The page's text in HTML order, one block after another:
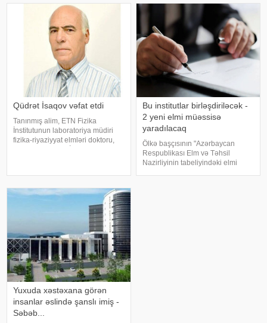
istinadən xəbər verir ki, bunu ADA
Universitetinin rektoru, səfi
Vəliyev dünyasını dəyişib. Qeyd
Qüdrət İsaqov vəfat etdi
Tanınmış alim, ETN Fizika
İnstitutunun laboratoriya müdiri
fizika-riyaziyyat elmləri doktoru,
Bu institutlar birləşdiriləcək -
2 yeni elmi müəssisə
yaradılacaq
Ölkə başçısının "Azərbaycan
Respublikası Elm və Təhsil
Nazirliyinin tabeliyindəki elmi
Yuxuda xəstəxana görən
insanlar əslində şanslı imiş -
Səbəb...